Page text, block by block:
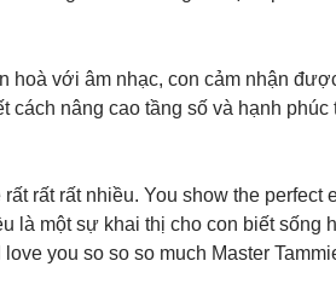
hoà với âm nhạc, con cảm nhận
cách nâng cao tầng số và hạnh phúc
rất rất nhiều. You show the
là một sự khai thị cho con biết
you so so so much Master